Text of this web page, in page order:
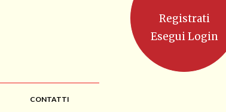
CONTATTI
Registrati
Esegui Login